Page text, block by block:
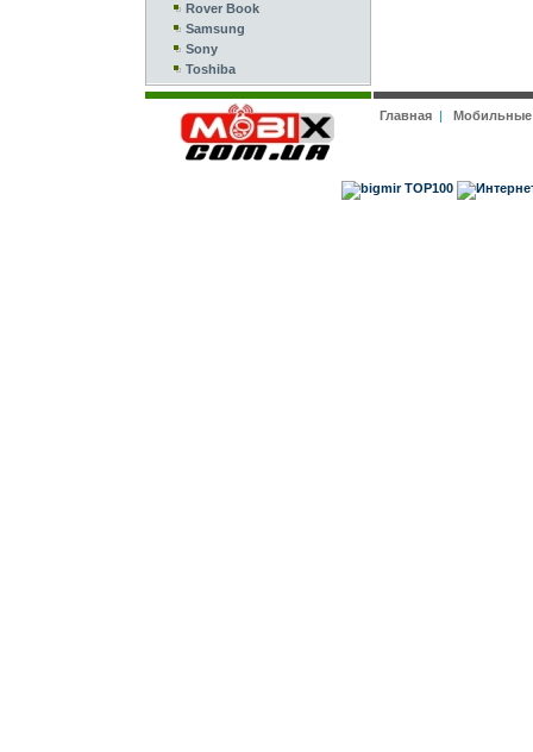
Rover Book
Samsung
Sony
Toshiba
Главная|